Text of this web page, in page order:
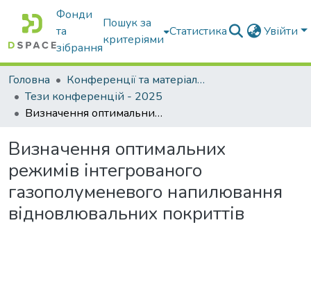
Фонди
та
зібрання
Пошук за
критеріями
Статистика Увійти
Головна
Конференції та матеріали конференцій
Тези конференцій - 2025
Визначення оптимальних режимів інтегрованого газополуменевого напилювання відновлювальних покриттів
Визначення оптимальних
режимів інтегрованого
газополуменевого напилювання
відновлювальних покриттів